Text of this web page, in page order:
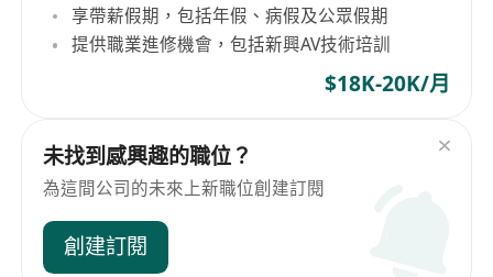
享帶薪假期，包括年假、病假及公眾假期
提供職業進修機會，包括新興AV技術培訓
$18K-20K/月
未找到感興趣的職位？
為這間公司的未來上新職位創建訂閱
創建訂閱